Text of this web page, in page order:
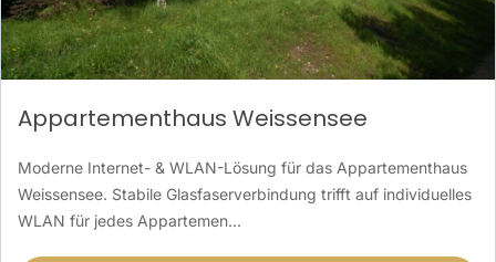
Appartementhaus Weissensee
Moderne Internet- & WLAN-Lösung für das Appartementhaus
Weissensee. Stabile Glasfaserverbindung trifft auf individuelles
WLAN für jedes Appartemen...